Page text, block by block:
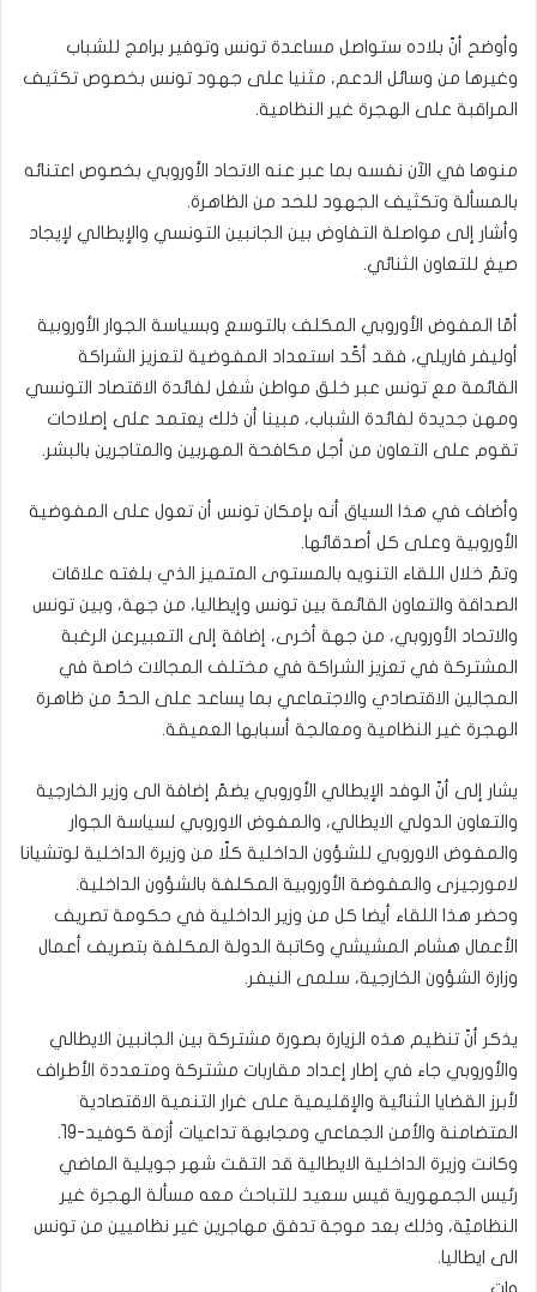
وأوضح أنّ بلاده ستواصل مساعدة تونس وتوفير برامج للشباب
وغيرها من وسائل الدعم، مثنيا على جهود تونس بخصوص تكثيف
المراقبة على الهجرة غير النظامية.
منوها في الآن نفسه بما عبر عنه الاتحاد الأوروبي بخصوص اعتنائه
بالمسألة وتكثيف الجهود للحد من الظاهرة.
وأشار إلى مواصلة التفاوض بين الجانبين التونسي والإيطالي لإيجاد
صيغ للتعاون الثنائي.
أمّا المفوض الأوروبي المكلف بالتوسع وبسياسة الجوار الأوروبية
أوليفر فاريلي، فقد أكّد استعداد المفوضية لتعزيز الشراكة
القائمة مع تونس عبر خلق مواطن شغل لفائدة الاقتصاد التونسي
ومهن جديدة لفائدة الشباب، مبينا أن ذلك يعتمد على إصلاحات
تقوم على التعاون من أجل مكافحة المهربين والمتاجرين بالبشر.
وأضاف في هذا السياق أنه بإمكان تونس أن تعول على المفوضية
الأوروبية وعلى كل أصدقائها.
وتمّ خلال اللقاء التنويه بالمستوى المتميز الذي بلغته علاقات
الصداقة والتعاون القائمة بين تونس وإيطاليا، من جهة، وبين تونس
والاتحاد الأوروبي، من جهة أخرى، إضافة إلى التعبيرعن الرغبة
المشتركة في تعزيز الشراكة في مختلف المجالات خاصة في
المجالين الاقتصادي والاجتماعي بما يساعد على الحدّ من ظاهرة
الهجرة غير النظامية ومعالجة أسبابها العميقة.
يشار إلى أنّ الوفد الإيطالي الأوروبي يضمّ إضافة الى وزير الخارجية
والتعاون الدولي الايطالي، والمفوض الاوروبي لسياسة الجوار
والمفوض الاوروبي للشؤون الداخلية كلّا من وزيرة الداخلية لوتشيانا
لامورجيزى والمفوضة الأوروبية المكلفة بالشؤون الداخلية.
وحضر هذا اللقاء أيضا كل من وزير الداخلية في حكومة تصريف
الأعمال هشام المشيشي وكاتبة الدولة المكلفة بتصريف أعمال
وزارة الشؤون الخارجية، سلمى النيفر.
يذكر أنّ تنظيم هذه الزيارة بصورة مشتركة بين الجانبين الايطالي
والأوروبي جاء في إطار إعداد مقاربات مشتركة ومتعددة الأطراف
لأبرز القضايا الثنائية والإقليمية على غرار التنمية الاقتصادية
المتضامنة والأمن الجماعي ومجابهة تداعيات أزمة كوفيد-19.
وكانت وزيرة الداخلية الايطالية قد التقت شهر جويلية الماضي
رئيس الجمهورية قيس سعيد للتباحث معه مسألة الهجرة غير
النظاميّة، وذلك بعد موجة تدفق مهاجرين غير نظاميين من تونس
الى ايطاليا.
وات